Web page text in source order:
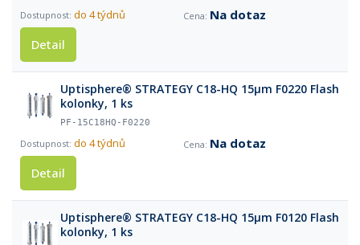
do 4 týdnů
Na dotaz
Detail
Uptisphere® STRATEGY C18-HQ 15µm F0220 Flash
kolonky, 1 ks
PF-15C18HQ-F0220
do 4 týdnů
Na dotaz
Detail
Uptisphere® STRATEGY C18-HQ 15µm F0120 Flash
kolonky, 1 ks